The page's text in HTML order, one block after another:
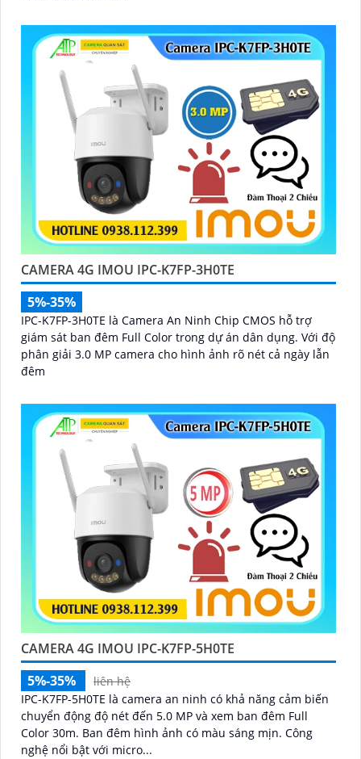
CAMERA 4G IMOU IPC-K7FP-3H0TE
5%-35%
IPC-K7FP-3H0TE là Camera An Ninh Chip CMOS hỗ trợ
giám sát ban đêm Full Color trong dự án dân dụng. Với độ
phân giải 3.0 MP camera cho hình ảnh rõ nét cả ngày lẫn
đêm
CAMERA 4G IMOU IPC-K7FP-5H0TE
5%-35%
liên hệ
IPC-K7FP-5H0TE là camera an ninh có khả năng cảm biến
chuyển động độ nét đến 5.0 MP và xem ban đêm Full
Color 30m. Ban đêm hình ảnh có màu sáng mịn. Công
nghệ nổi bật với micro...